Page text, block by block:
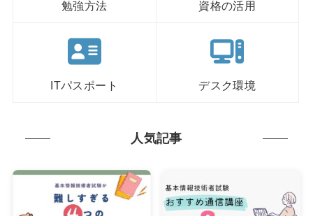
勉強方法 資格の活用
ITパスポート デスク環境
人気記事